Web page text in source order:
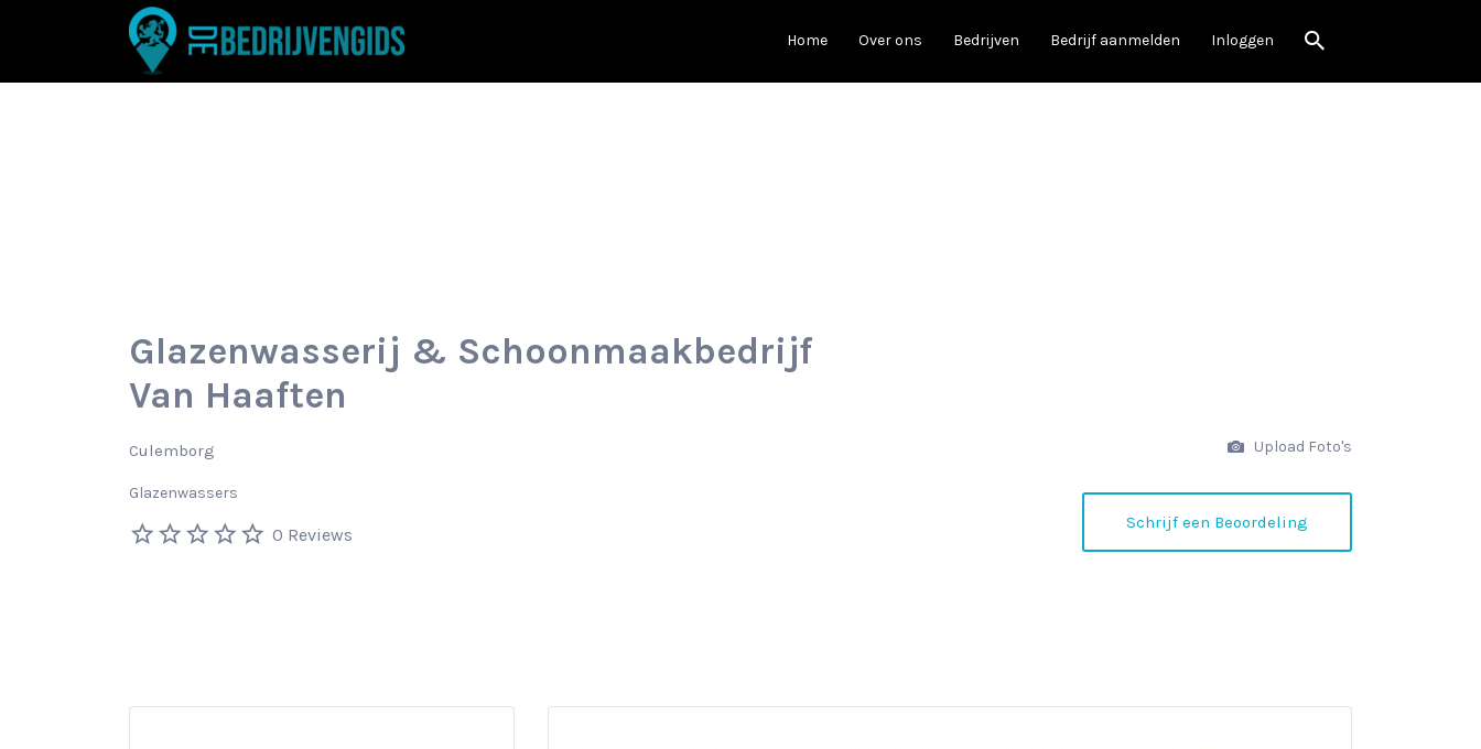
Home Over ons Bedrijven Bedrijf aanmelden Inloggen
Zoek
naar:
Glazenwasserij & Schoonmaakbedrijf
Van Haaften
Culemborg
Glazenwassers
0 Reviews
Upload Foto's
Schrijf een Beoordeling